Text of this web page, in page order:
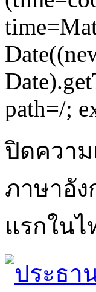
path=/;
ปิดความ
ภาษาอั
แรกใน